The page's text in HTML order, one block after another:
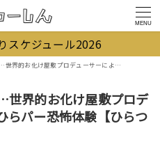
MENU
スケジュール2026
ロデューサーによる夏季限定ひらパー恐怖体験【ひらつーコラボ】
世界的お化け屋敷プロデ
らパー恐怖体験【ひらつ